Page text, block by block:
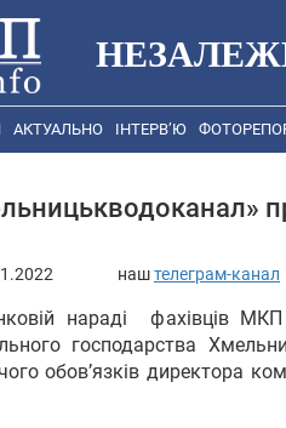
АКТУАЛЬНО ІНТЕРВ’Ю
наштелеграм-канал
нараді фахівців
господарства
обов’язків директора